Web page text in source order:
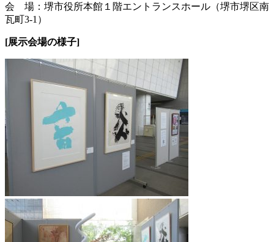
会 場：堺市役所本館１階エントランスホール（堺市堺区南
瓦町3-1）
[展示会場の様子]